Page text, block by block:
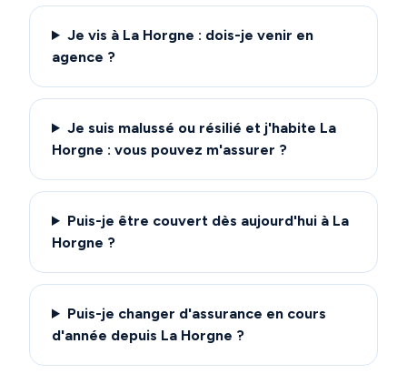
Je vis à La Horgne : dois-je venir en
agence ?
Je suis malussé ou résilié et j'habite La
Horgne : vous pouvez m'assurer ?
Puis-je être couvert dès aujourd'hui à La
Horgne ?
Puis-je changer d'assurance en cours
d'année depuis La Horgne ?